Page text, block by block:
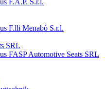
F.A.P. S.r.l.
F.lli Menabò S.r.l.
SRL
FASP Automotive Seats SRL